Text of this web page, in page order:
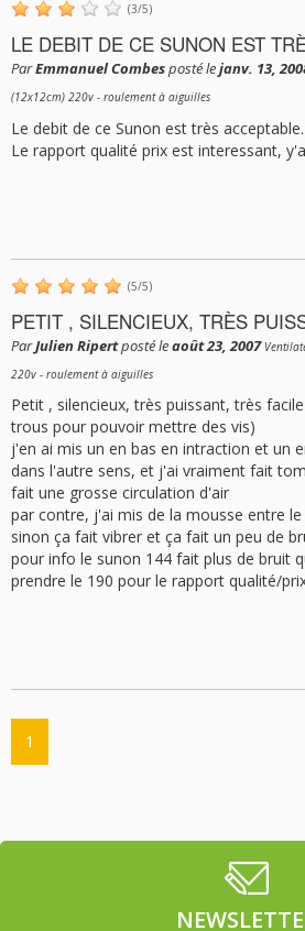
(3/5)
LE DEBIT DE CE SUNON EST
ParEmmanuel Combesposté lejanv. 13,
(12x12cm) 220v - roulement à aiguilles
Le debit de ce Sunon est très acceptable.
Le rapport qualité prix est interessant,
(5/5)
PETIT , SILENCIEUX, TRÈS
ParJulien Ripertposté leaoût 23, 2007
220v - roulement à aiguilles
Petit , silencieux, très puissant, très
trous pour pouvoir mettre des vis)
j'en ai mis un en bas en intraction et un
dans l'autre sens, et j'ai vraiment fait
fait une grosse circulation d'air
par contre, j'ai mis de la mousse entre
sinon ça fait vibrer et ça fait un peu de
pour info le sunon 144 fait plus de bruit
prendre le 190 pour le rapport qualité/
1